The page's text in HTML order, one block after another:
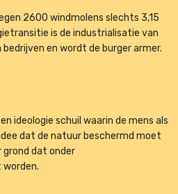
2600 windmolens slechts 3,15
is de industrialisatie van
en wordt de burger armer.
ideologie schuil waarin de mens als
dat de natuur beschermd moet
grond dat onder